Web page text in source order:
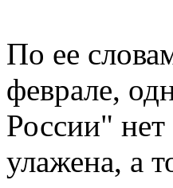
По ее
феврале,
России" нет
улажена, а